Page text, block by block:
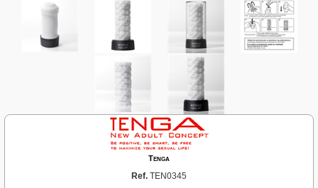
Tenga
Ref. TEN0345